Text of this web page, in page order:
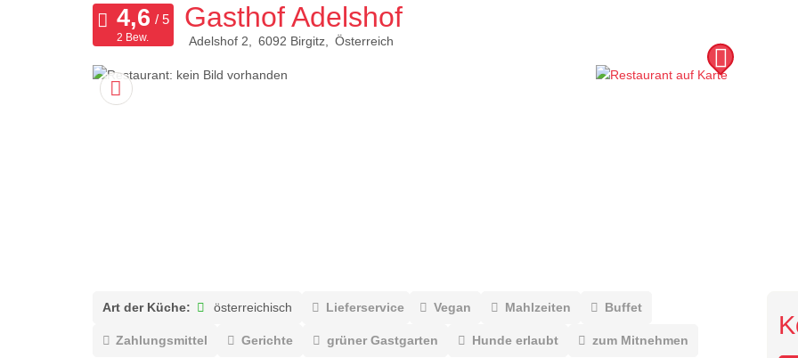
Gasthof Adelshof
Adelshof 2 6092 Birgitz Österreich
2 Bew.
Art der Küche: österreichisch Lieferservice Vegan Mahlzeiten Buffet
Zahlungsmittel Gerichte grüner Gastgarten Hunde erlaubt zum Mitnehmen